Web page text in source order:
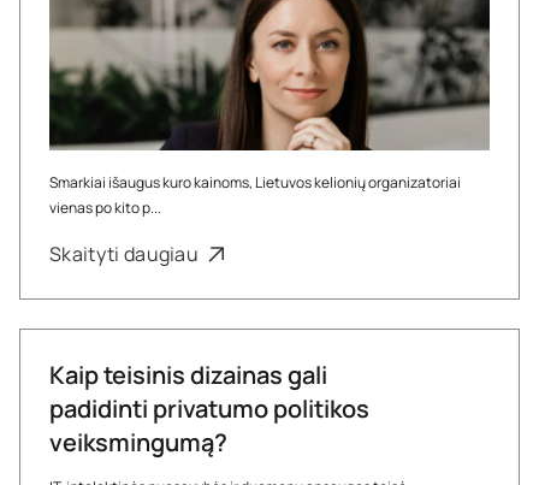
Smarkiai išaugus kuro kainoms, Lietuvos kelionių organizatoriai
vienas po kito p...
Skaityti daugiau
Kaip teisinis dizainas gali
padidinti privatumo politikos
veiksmingumą?